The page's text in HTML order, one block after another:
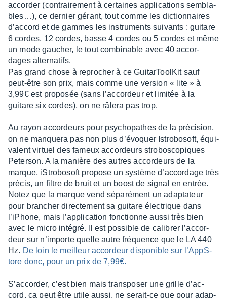
accor­der (contrai­re­ment à certaines appli­ca­tions sembla­
bles…), ce dernier gérant, tout comme les diction­naires
d’ac­cord et de gammes les instru­ments suivants : guitare
6 cordes, 12 cordes, basse 4 cordes ou 5 cordes et même
un mode gaucher, le tout combi­nable avec 40 accor­
dages alter­na­tifs.
Pas grand chose à repro­cher à ce Guitar­Tool­Kit sauf
peut-être son prix, mais comme une version « lite » à
3,99€ est propo­sée (sans l’ac­cor­deur et limi­tée à la
guitare six cordes), on ne râlera pas trop.
Au rayon accor­deurs pour psycho­pathes de la préci­sion,
on ne manquera pas non plus d’évoquer Istro­bo­soft, équi­
valent virtuel des fameux accor­deurs stro­bo­sco­piques
Peter­son. A la manière des autres accor­deurs de la
marque, iStro­bo­soft propose un système d’ac­cor­dage très
précis, un filtre de bruit et un boost de signal en entrée.
Notez que la marque vend sépa­ré­ment un adap­ta­teur
pour bran­cher direc­te­ment sa guitare élec­trique dans
l’iPhone, mais l’ap­pli­ca­tion fonc­tionne aussi très bien
avec le micro inté­gré. Il est possible de cali­brer l’ac­cor­
deur sur n’im­porte quelle autre fréquence que le LA 440
Hz. De loin le meilleur accor­deur dispo­nible sur l’AppS­
tore donc, pour un prix de 7,99€.
S’ac­cor­der, c’est bien mais trans­po­ser une grille d’ac­
cord, ça peut être utile aussi, ne serait-ce que pour adap­